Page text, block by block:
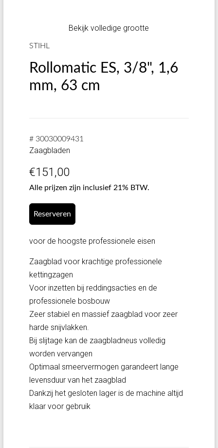
Bekijk volledige grootte
STIHL
Rollomatic ES, 3/8", 1,6
mm, 63 cm
# 30030009431
Zaagbladen
€151,00
Alle prijzen zijn inclusief 21% BTW.
Reserveren
voor de hoogste professionele eisen
Zaagblad voor krachtige professionele
kettingzagen
Voor inzetten bij reddingsacties en de
professionele bosbouw
Zeer stabiel en massief zaagblad voor zeer
harde snijvlakken.
Bij slijtage kan de zaagbladneus volledig
worden vervangen
Optimaal smeervermogen garandeert lange
levensduur van het zaagblad
Dankzij het gesloten lager is de machine altijd
klaar voor gebruik